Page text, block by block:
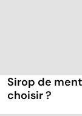
Sirop de
choisir ?